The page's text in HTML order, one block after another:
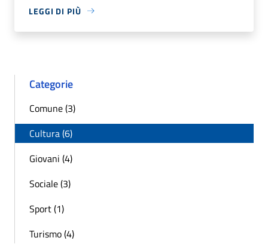
LEGGI DI PIÙ
Categorie
Comune (3)
Cultura (6)
Giovani (4)
Sociale (3)
Sport (1)
Turismo (4)